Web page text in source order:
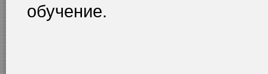
обучение.